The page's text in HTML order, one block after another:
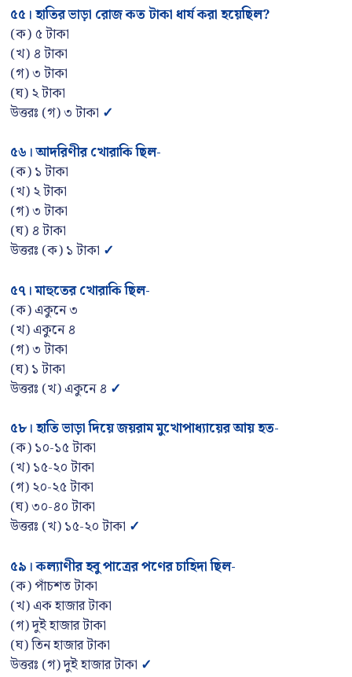
৫৫ ।হাতির ভাড়া রোজ কত টাকা ধার্য করা হয়েছিল?
(ক) ৫ টাকা
(খ) ৪ টাকা
(গ) ৩ টাকা
(ঘ) ২ টাকা
উত্তরঃ (গ) ৩ টাকা ✓
৫৬ ।আদরিণীর খোরাকি ছিল-
(ক) ১ টাকা
(খ) ২ টাকা
(গ) ৩ টাকা
(ঘ) ৪ টাকা
উত্তরঃ (ক) ১ টাকা ✓
৫৭।মাহুতের খোরাকি ছিল-
(ক) একুনে ৩
(খ) একুনে ৪
(গ) ৩ টাকা
(ঘ) ১ টাকা
উত্তরঃ (খ) একুনে ৪ ✓
৫৮।হাতি ভাড়া দিয়ে জয়রাম মুখোপাধ্যায়ের আয় হত-
(ক) ১০-১৫ টাকা
(খ) ১৫-২০ টাকা
(গ) ২০-২৫ টাকা
(ঘ) ৩০-৪০ টাকা
উত্তরঃ (খ) ১৫-২০ টাকা ✓
৫৯ ।কল্যাণীর হবু পাত্রের পণের চাহিদা ছিল-
(ক) পাঁচশত টাকা
(খ) এক হাজার টাকা
(গ) দুই হাজার টাকা
(ঘ) তিন হাজার টাকা
উত্তরঃ (গ) দুই হাজার টাকা ✓